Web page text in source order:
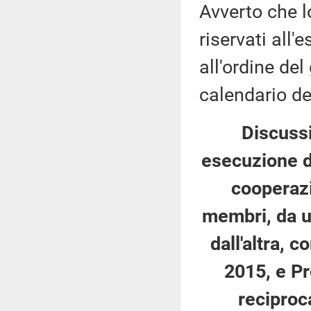
Avverto che
riservati
all'ordine
calendario
esecuzione
membri, da
dall'altra,
2015, e